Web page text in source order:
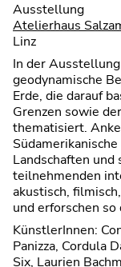
Ausstellung
Atelierhaus
Linz
In der
geodynamische
Erde, die darauf
Grenzen sowie
thematisiert.
Landschaften
teilnehmenden
akustisch,
und erforschen
KünstlerInnen:
Panizza, Cordula
Six, Laurien